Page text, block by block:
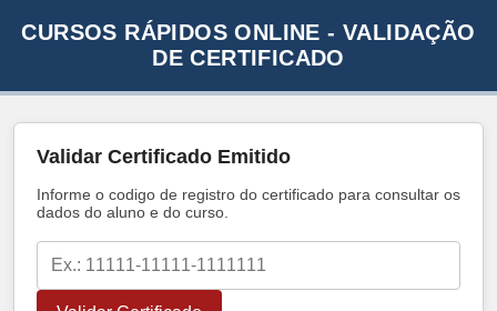
CURSOS RÁPIDOS ONLINE - VALIDAÇÃO
DE CERTIFICADO
Validar Certificado Emitido
Informe o codigo de registro do certificado para consultar os
dados do aluno e do curso.